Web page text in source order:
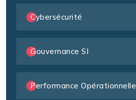
Cybersécurité
Gouvernance SI
Performance Opérationnelle